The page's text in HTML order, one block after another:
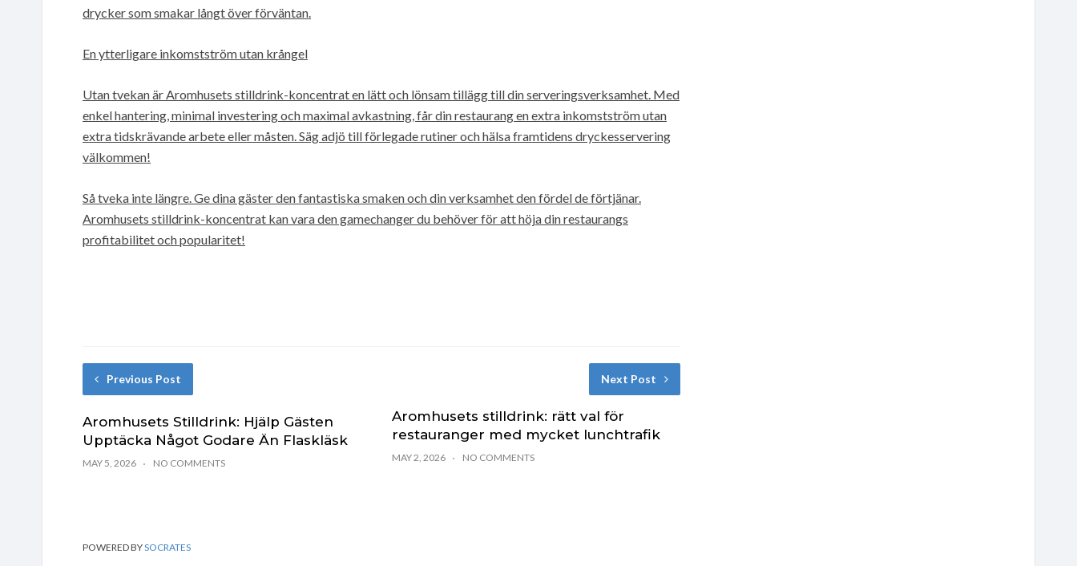
drycker som smakar långt över förväntan.
En ytterligare inkomstström utan krångel
Utan tvekan är Aromhusets stilldrink-koncentrat en lätt och lönsam tillägg till din serveringsverksamhet. Med
enkel hantering, minimal investering och maximal avkastning, får din restaurang en extra inkomstström utan
extra tidskrävande arbete eller måsten. Säg adjö till förlegade rutiner och hälsa framtidens dryckesservering
välkommen!
Så tveka inte längre. Ge dina gäster den fantastiska smaken och din verksamhet den fördel de förtjänar.
Aromhusets stilldrink-koncentrat kan vara den gamechanger du behöver för att höja din restaurangs
profitabilitet och popularitet!
Previous Post
Aromhusets Stilldrink: Hjälp Gästen
Upptäcka Något Godare Än Flaskläsk
MAY 5, 2026 NO COMMENTS
Next Post
Aromhusets stilldrink: rätt val för
restauranger med mycket lunchtrafik
MAY 2, 2026 NO COMMENTS
POWERED BYSOCRATES